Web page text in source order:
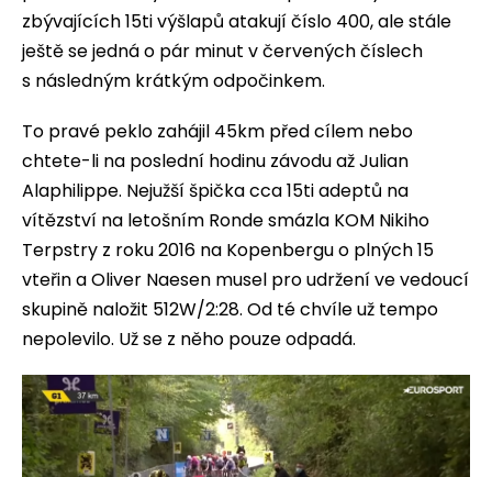
zbývajících 15ti výšlapů atakují číslo 400, ale stále
ještě se jedná o pár minut v červených číslech
s následným krátkým odpočinkem.
To pravé peklo zahájil 45km před cílem nebo
chtete-li na poslední hodinu závodu až Julian
Alaphilippe. Nejužší špička cca 15ti adeptů na
vítězství na letošním Ronde smázla KOM Nikiho
Terpstry z roku 2016 na Kopenbergu o plných 15
vteřin a Oliver Naesen musel pro udržení ve vedoucí
skupině naložit 512W/2:28. Od té chvíle už tempo
nepolevilo. Už se z něho pouze odpadá.